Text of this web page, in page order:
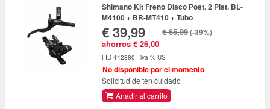
Shimano Kit Freno Disco Post. 2 Pist. BL-
M4100 + BR-MT410 + Tubo
€ 39,99
ahorros € 26,00
€ 65,99(-39%)
FID 442880 - iva % US
No disponible por el momento
Solicitud de ten cuidado
Anadir al carrito